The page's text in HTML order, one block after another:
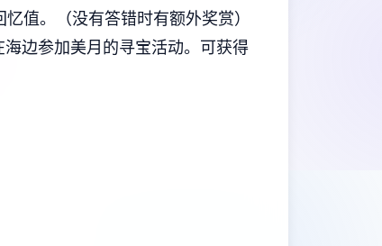
值。（没有答错时有额外奖赏）
边参加美月的寻宝活动。可获得